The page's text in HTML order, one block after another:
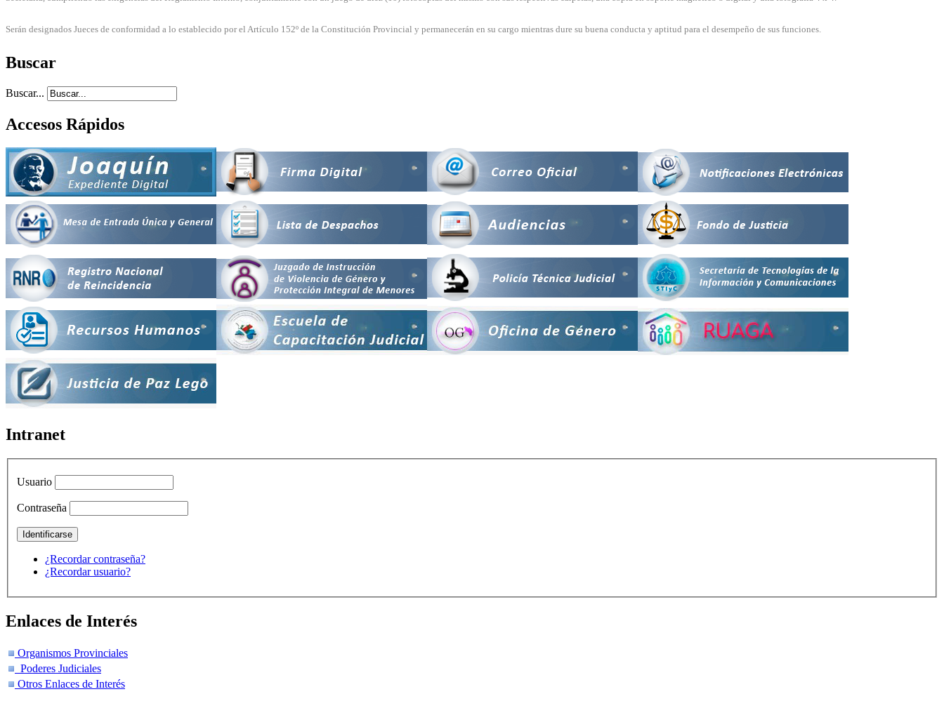
Serán designados Jueces de conformidad a lo establecido por el Artículo 152º de la Constitución Provincial y permanecerán en su cargo mientras dure su buena conducta y aptitud para el desempeño de sus funciones.
Buscar
Buscar...
Accesos Rápidos
Intranet
Usuario
Contraseña
¿Recordar contraseña?
¿Recordar usuario?
Enlaces de Interés
Organismos Provinciales
Poderes Judiciales
Otros Enlaces de Interés